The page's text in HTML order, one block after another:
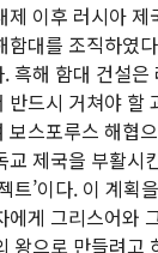
제 이후 러시아
함대를 조직하였
흑해 함대 건설
반드시 거쳐야 할
보스포루스 해협
교 제국을 부활시
트’이다. 이 계획
에게 그리스어와
왕으로 만들려고